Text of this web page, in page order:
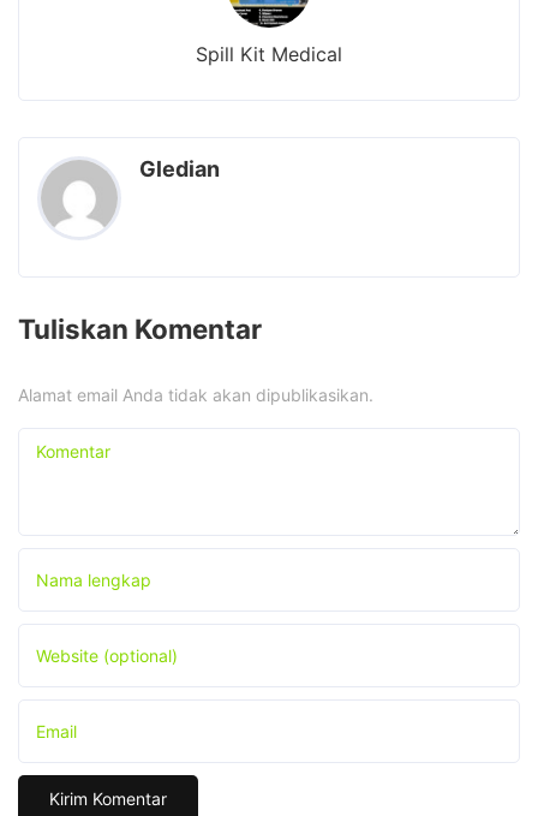
Spill Kit Medical
Gledian
Tuliskan Komentar
Alamat email Anda tidak akan dipublikasikan.
Komentar
Nama lengkap
Website (optional)
Email